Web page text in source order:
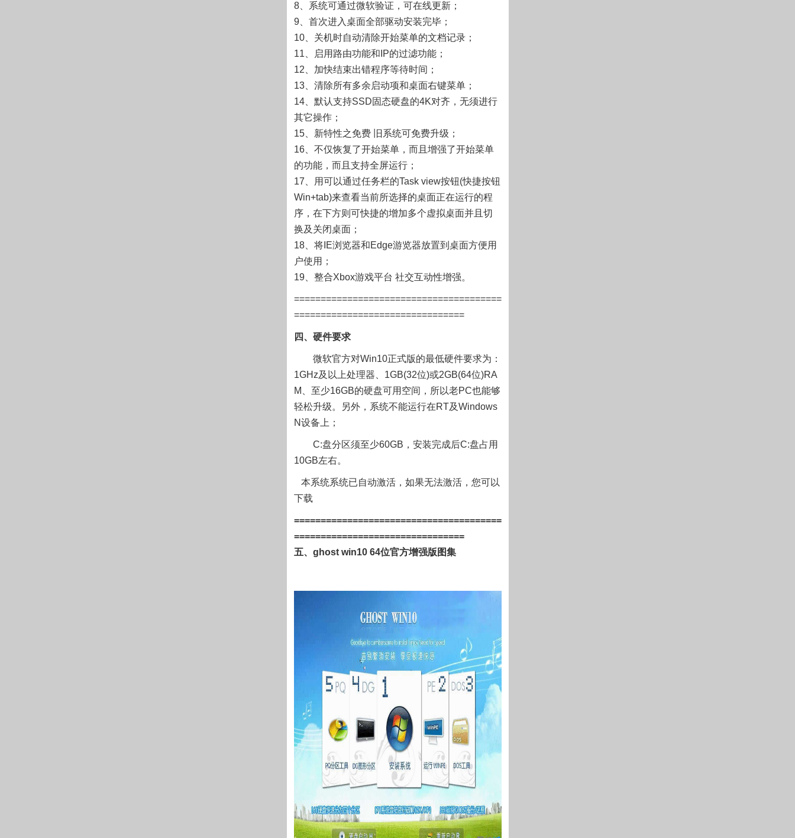
8、系统可通过微软验证，可在线更新；
9、首次进入桌面全部驱动安装完毕；
10、关机时自动清除开始菜单的文档记录；
11、启用路由功能和IP的过滤功能；
12、加快结束出错程序等待时间；
13、清除所有多余启动项和桌面右键菜单；
14、默认支持SSD固态硬盘的4K对齐，无须进行
其它操作；
15、新特性之免费 旧系统可免费升级；
16、不仅恢复了开始菜单，而且增强了开始菜单
的功能，而且支持全屏运行；
17、用可以通过任务栏的Task view按钮(快捷按钮
Win+tab)来查看当前所选择的桌面正在运行的程
序，在下方则可快捷的增加多个虚拟桌面并且切
换及关闭桌面；
18、将IE浏览器和Edge游览器放置到桌面方便用
户使用；
19、整合Xbox游戏平台 社交互动性增强。
=======================================
================================
四、硬件要求
微软官方对Win10正式版的最低硬件要求为：
1GHz及以上处理器、1GB(32位)或2GB(64位)RA
M、至少16GB的硬盘可用空间，所以老PC也能够
轻松升级。另外，系统不能运行在RT及Windows
N设备上；
C:盘分区须至少60GB，安装完成后C:盘占用
10GB左右。
本系统系统已自动激活，如果无法激活，您可以
下载
=======================================
================================
五、ghost win10 64位官方增强版图集